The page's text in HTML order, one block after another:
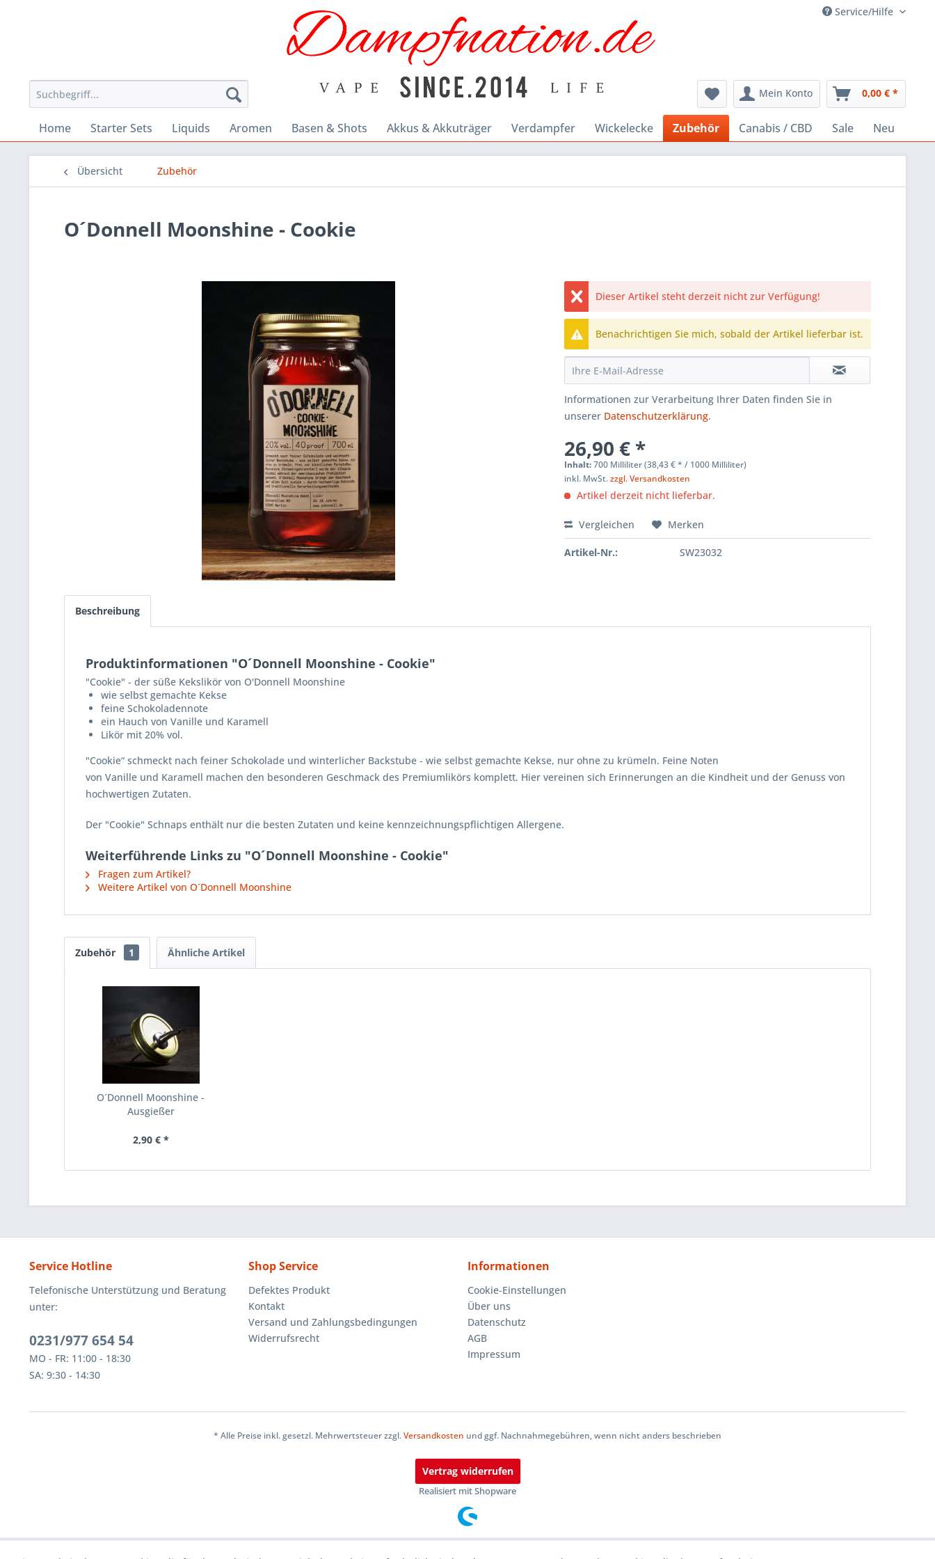
Service/Hilfe
Mein Konto 0,00 € *
Home Starter Sets Liquids Aromen Basen & Shots Akkus & Akkuträger Verdampfer Wickelecke Zubehör Canabis / CBD Sale Neu
Übersicht Zubehör
O´Donnell Moonshine - Cookie
Dieser Artikel steht derzeit nicht zur Verfügung!
Benachrichtigen Sie mich, sobald der Artikel lieferbar ist.
Informationen zur Verarbeitung Ihrer Daten finden Sie in
unserer Datenschutzerklärung.
26,90 € *
Inhalt:700 Milliliter (38,43 € * / 1000 Milliliter)
inkl. MwSt.zzgl. Versandkosten
Artikel derzeit nicht lieferbar.
Vergleichen Merken
Artikel-Nr.: SW23032
Beschreibung
Produktinformationen "O´Donnell Moonshine - Cookie"
"Cookie" - der süße Kekslikör von O'Donnell Moonshine
wie selbst gemachte Kekse
feine Schokoladennote
ein Hauch von Vanille und Karamell
Likör mit 20% vol.
"Cookie“ schmeckt nach feiner Schokolade und winterlicher Backstube - wie selbst gemachte Kekse, nur ohne zu krümeln. Feine Noten
von Vanille und Karamell machen den besonderen Geschmack des Premiumlikörs komplett. Hier vereinen sich Erinnerungen an die Kindheit und der Genuss von
hochwertigen Zutaten.
Der "Cookie" Schnaps enthält nur die besten Zutaten und keine kennzeichnungspflichtigen Allergene.
Weiterführende Links zu "O´Donnell Moonshine - Cookie"
Fragen zum Artikel?
Weitere Artikel von O´Donnell Moonshine
Zubehör 1 Ähnliche Artikel
O´Donnell Moonshine -
Ausgießer
2,90 € *
Service Hotline
Telefonische Unterstützung und Beratung
unter:
0231/977 654 54
MO - FR: 11:00 - 18:30
SA: 9:30 - 14:30
Shop Service
Defektes Produkt
Kontakt
Versand und Zahlungsbedingungen
Widerrufsrecht
Informationen
Cookie-Einstellungen
Über uns
Datenschutz
AGB
Impressum
* Alle Preise inkl. gesetzl. Mehrwertsteuer zzgl.Versandkosten und ggf. Nachnahmegebühren, wenn nicht anders beschrieben
Vertrag widerrufen
Realisiert mit Shopware